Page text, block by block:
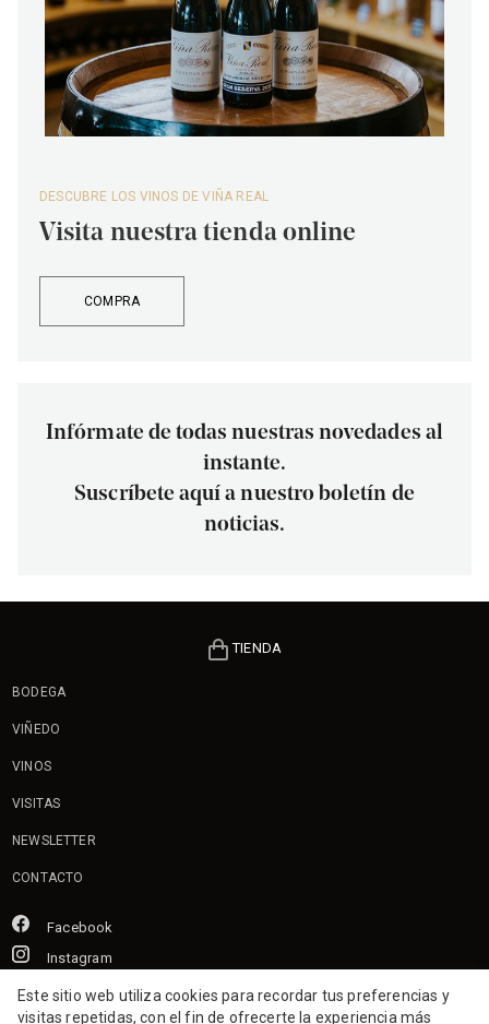
DESCUBRE LOS VINOS DE VIÑA REAL
Visita nuestra tienda online
COMPRA
Infórmate de todas nuestras novedades al
instante.
Suscríbete aquí a nuestro boletín de
noticias.
TIENDA
BODEGA
VIÑEDO
VINOS
VISITAS
NEWSLETTER
CONTACTO
Aviso legal Política de privacidad Política de cookies
Facebook
Instagram
Este sitio web utiliza cookies para recordar tus preferencias y
visitas repetidas, con el fin de ofrecerte la experiencia más